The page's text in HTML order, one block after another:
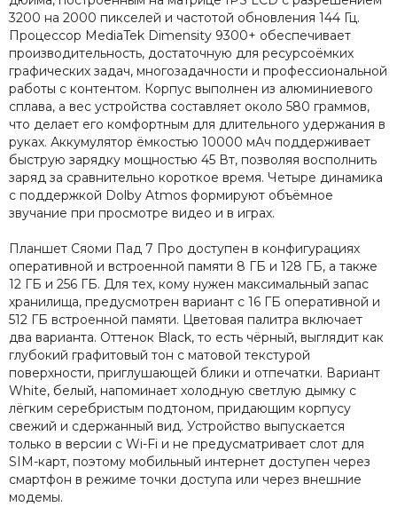
3200 на 2000 пикселей и частотой обновления 144 Гц.
Процессор MediaTek Dimensity 9300+ обеспечивает
производительность, достаточную для ресурсоёмких
графических задач, многозадачности и профессиональной
работы с контентом. Корпус выполнен из алюминиевого
сплава, а вес устройства составляет около 580 граммов,
что делает его комфортным для длительного удержания в
руках. Аккумулятор ёмкостью 10000 мАч поддерживает
быструю зарядку мощностью 45 Вт, позволяя восполнить
заряд за сравнительно короткое время. Четыре динамика
с поддержкой Dolby Atmos формируют объёмное
звучание при просмотре видео и в играх.
Планшет Сяоми Пад 7 Про доступен в конфигурациях
оперативной и встроенной памяти 8 ГБ и 128 ГБ, а также
12 ГБ и 256 ГБ. Для тех, кому нужен максимальный запас
хранилища, предусмотрен вариант с 16 ГБ оперативной и
512 ГБ встроенной памяти. Цветовая палитра включает
два варианта. Оттенок Black, то есть чёрный, выглядит как
глубокий графитовый тон с матовой текстурой
поверхности, приглушающей блики и отпечатки. Вариант
White, белый, напоминает холодную светлую дымку с
лёгким серебристым подтоном, придающим корпусу
свежий и сдержанный вид. Устройство выпускается
только в версии с Wi-Fi и не предусматривает слот для
SIM-карт, поэтому мобильный интернет доступен через
смартфон в режиме точки доступа или через внешние
модемы.